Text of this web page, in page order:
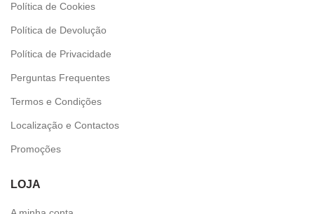
Política de Cookies
Política de Devolução
Política de Privacidade
Perguntas Frequentes
Termos e Condições
Localização e Contactos
Promoções
LOJA